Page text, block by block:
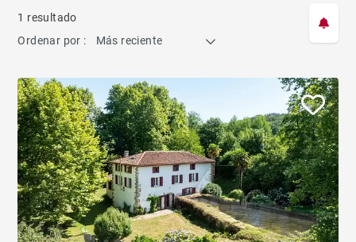
1 resultado
Ordenar por :
Más reciente